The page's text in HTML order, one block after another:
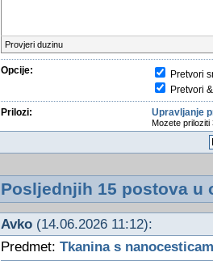
Provjeri duzinu
Opcije:
Pretvori
Pretvori
Prilozi:
Upravljanje
Mozete priloziti
Posljednjih 15 postova u
Avko(14.06.2026 11:12):
Predmet: Tkanina s